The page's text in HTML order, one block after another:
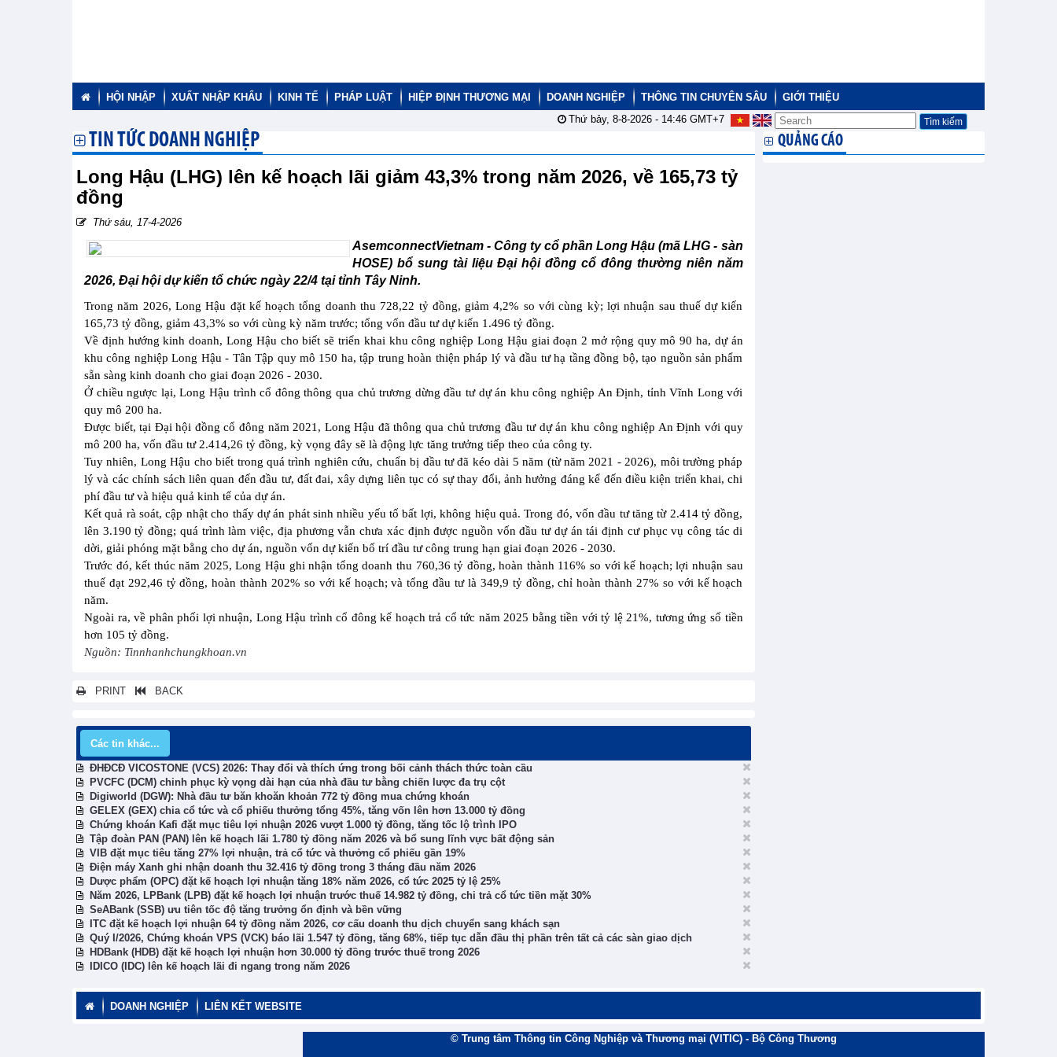
HỘI NHẬP XUẤT NHẬP KHẨU KINH TẾ PHÁP LUẬT HIỆP ĐỊNH THƯƠNG MẠI DOANH NGHIỆP THÔNG TIN CHUYÊN SÂU
GIỚI THIỆU
Thứ bảy, 8-8-2026 - 14:46GMT+7
TIN TỨC DOANH NGHIỆP
Long Hậu (LHG) lên kế hoạch lãi giảm 43,3% trong năm 2026, về 165,73 tỷ
đồng
Thứ sáu, 17-4-2026
AsemconnectVietnam -Công ty cổ phần Long Hậu (mã LHG - sàn
HOSE) bổ sung tài liệu Đại hội đồng cổ đông thường niên năm
2026, Đại hội dự kiến tổ chức ngày 22/4 tại tỉnh Tây Ninh.
Trong năm 2026, Long Hậu đặt kế hoạch tổng doanh thu 728,22 tỷ đồng, giảm 4,2% so với cùng kỳ; lợi nhuận sau thuế dự kiến
165,73 tỷ đồng, giảm 43,3% so với cùng kỳ năm trước; tổng vốn đầu tư dự kiến 1.496 tỷ đồng.
Về định hướng kinh doanh, Long Hậu cho biết sẽ triển khai khu công nghiệp Long Hậu giai đoạn 2 mở rộng quy mô 90 ha, dự án
khu công nghiệp Long Hậu - Tân Tập quy mô 150 ha, tập trung hoàn thiện pháp lý và đầu tư hạ tầng đồng bộ, tạo nguồn sản phẩm
sẵn sàng kinh doanh cho giai đoạn 2026 - 2030.
Ở chiều ngược lại, Long Hậu trình cổ đông thông qua chủ trương dừng đầu tư dự án khu công nghiệp An Định, tỉnh Vĩnh Long với
quy mô 200 ha.
Được biết, tại Đại hội đồng cổ đông năm 2021, Long Hậu đã thông qua chủ trương đầu tư dự án khu công nghiệp An Định với quy
mô 200 ha, vốn đầu tư 2.414,26 tỷ đồng, kỳ vọng đây sẽ là động lực tăng trưởng tiếp theo của công ty.
Tuy nhiên, Long Hậu cho biết trong quá trình nghiên cứu, chuẩn bị đầu tư đã kéo dài 5 năm (từ năm 2021 - 2026), môi trường pháp
lý và các chính sách liên quan đến đầu tư, đất đai, xây dựng liên tục có sự thay đổi, ảnh hưởng đáng kể đến điều kiện triển khai, chi
phí đầu tư và hiệu quả kinh tế của dự án.
Kết quả rà soát, cập nhật cho thấy dự án phát sinh nhiều yếu tố bất lợi, không hiệu quả. Trong đó, vốn đầu tư tăng từ 2.414 tỷ đồng,
lên 3.190 tỷ đồng; quá trình làm việc, địa phương vẫn chưa xác định được nguồn vốn đầu tư dự án tái định cư phục vụ công tác di
dời, giải phóng mặt bằng cho dự án, nguồn vốn dự kiến bố trí đầu tư công trung hạn giai đoạn 2026 - 2030.
Trước đó, kết thúc năm 2025, Long Hậu ghi nhận tổng doanh thu 760,36 tỷ đồng, hoàn thành 116% so với kế hoạch; lợi nhuận sau
thuế đạt 292,46 tỷ đồng, hoàn thành 202% so với kế hoạch; và tổng đầu tư là 349,9 tỷ đồng, chỉ hoàn thành 27% so với kế hoạch
năm.
Ngoài ra, về phân phối lợi nhuận, Long Hậu trình cổ đông kế hoạch trả cổ tức năm 2025 bằng tiền với tỷ lệ 21%, tương ứng số tiền
hơn 105 tỷ đồng.
Nguồn: Tinnhanhchungkhoan.vn
PRINT BACK
Các tin khác...
ĐHĐCĐ VICOSTONE (VCS) 2026: Thay đổi và thích ứng trong bối cảnh thách thức toàn cầu
PVCFC (DCM) chinh phục kỳ vọng dài hạn của nhà đầu tư bằng chiến lược đa trụ cột
Digiworld (DGW): Nhà đầu tư băn khoăn khoản 772 tỷ đồng mua chứng khoán
GELEX (GEX) chia cổ tức và cổ phiếu thưởng tổng 45%, tăng vốn lên hơn 13.000 tỷ đồng
Chứng khoán Kafi đặt mục tiêu lợi nhuận 2026 vượt 1.000 tỷ đồng, tăng tốc lộ trình IPO
Tập đoàn PAN (PAN) lên kế hoạch lãi 1.780 tỷ đồng năm 2026 và bổ sung lĩnh vực bất động sản
VIB đặt mục tiêu tăng 27% lợi nhuận, trả cổ tức và thưởng cổ phiếu gần 19%
Điện máy Xanh ghi nhận doanh thu 32.416 tỷ đồng trong 3 tháng đầu năm 2026
Dược phẩm (OPC) đặt kế hoạch lợi nhuận tăng 18% năm 2026, cổ tức 2025 tỷ lệ 25%
Năm 2026, LPBank (LPB) đặt kế hoạch lợi nhuận trước thuế 14.982 tỷ đồng, chi trả cổ tức tiền mặt 30%
SeABank (SSB) ưu tiên tốc độ tăng trưởng ổn định và bền vững
ITC đặt kế hoạch lợi nhuận 64 tỷ đồng năm 2026, cơ cấu doanh thu dịch chuyển sang khách sạn
Quý I/2026, Chứng khoán VPS (VCK) báo lãi 1.547 tỷ đồng, tăng 68%, tiếp tục dẫn đầu thị phần trên tất cả các sàn giao dịch
HDBank (HDB) đặt kế hoạch lợi nhuận hơn 30.000 tỷ đồng trước thuế trong 2026
IDICO (IDC) lên kế hoạch lãi đi ngang trong năm 2026
QUẢNG CÁO
DOANH NGHIỆP LIÊN KẾT WEBSITE
© Trung tâm Thông tin Công Nghiệp và Thương mại (VITIC) - Bộ Công Thương